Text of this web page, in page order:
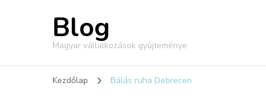
Blog
Magyar vállalkozások gyűjteménye
Kezdőlap Bálás ruha Debrecen